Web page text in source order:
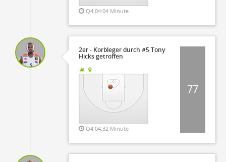
Q4 04:04 Minute
2er - Korbleger durch #5 Tony
Hicks getroffen
Q4 04:32 Minute
77